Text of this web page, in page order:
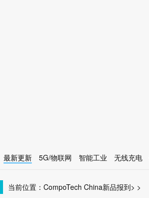
最新更新 5G/物联网 智能工业 无线充电
当前位置： CompoTech China >
新品报到 >